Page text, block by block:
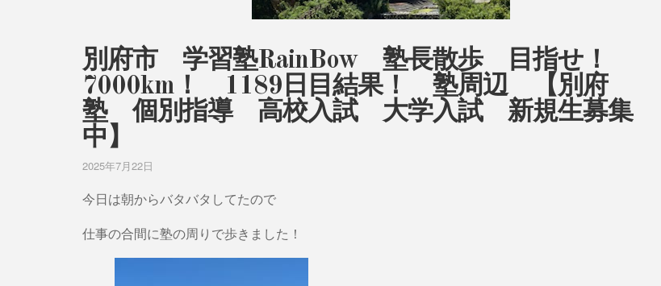
別府市 学習塾RainBow 塾長散歩 目指せ！
7000km！ 1189日目結果！ 塾周辺 【別府
塾 個別指導 高校入試 大学入試 新規生募集
中】
2025年7月22日
今日は朝からバタバタしてたので
仕事の合間に塾の周りで歩きました！